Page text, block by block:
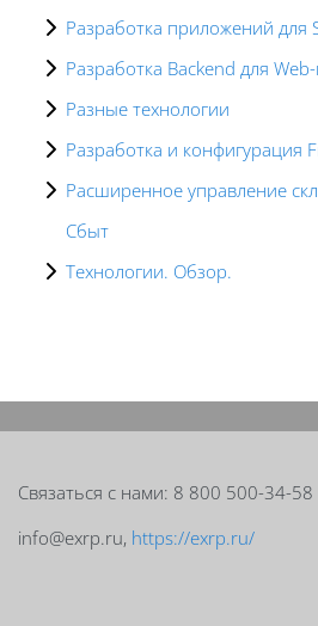
Разработка приложений для
Разработка Backend для
Разные технологии
Разработка и конфигурация
Расширенное управление
Сбыт
Технологии. Обзор.
Blocks
Связаться с нами: 8 800 500-34-58
info@exrp.ru, https://exrp.ru/